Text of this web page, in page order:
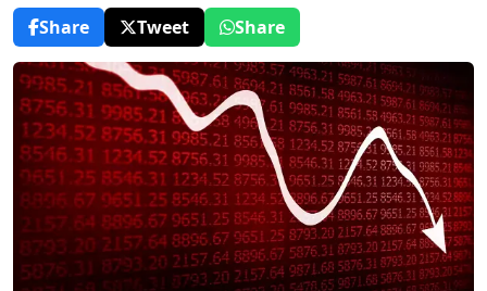
Share
Tweet Share